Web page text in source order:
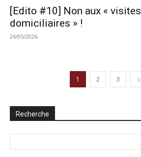
[Edito #10] Non aux « visites
domiciliaires » !
26/05/2026
1 2 3
Recherche